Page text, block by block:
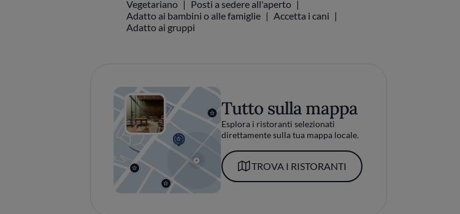
Vegetariano
Posti a sedere all'aperto
Adatto ai bambini o alle famiglie
Accetta i cani
Adatto ai gruppi
Tutto sulla mappa
Esplora i ristoranti selezionati
direttamente sulla tua mappa locale.
TROVA I RISTORANTI